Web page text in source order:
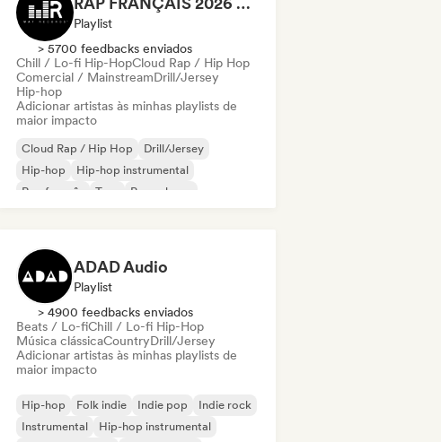
Playlist
> 5700 feedbacks enviados
Chill / Lo-fi Hip-HopCloud Rap / Hip Hop
Comercial / MainstreamDrill/Jersey
Hip-hop
Adicionar artistas às minhas playlists de
maior impacto
Cloud Rap / Hip Hop
Drill/Jersey
Hip-hop
Hip-hop instrumental
Rap francês
Trap
Pop urbano
ADAD Audio
Playlist
> 4900 feedbacks enviados
Beats / Lo-fiChill / Lo-fi Hip-Hop
Música clássicaCountryDrill/Jersey
Adicionar artistas às minhas playlists de
maior impacto
Hip-hop Folk indie Indie pop
Indie rock
Instrumental
Hip-hop instrumental